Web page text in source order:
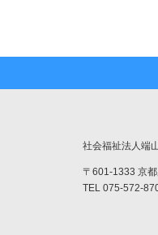
社会福祉法人端
〒601-1333 京
TEL 075-572-